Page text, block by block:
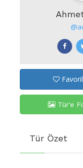
Tür'e
Tür Özet